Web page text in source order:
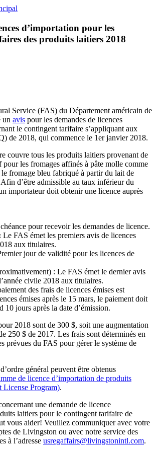
d’importation pour les
des produits laitiers 2018
Service (FAS) du Département américain de
un avis pour les demandes de licences
le contingent tarifaire s’appliquant aux
de 2018, qui commence le 1er janvier 2018.
couvre tous les produits laitiers provenant de
pour les fromages affinés à pâte molle comme
fromage bleu fabriqué à partir du lait de
d’être admissible au taux inférieur du
importateur doit obtenir une licence auprès
pour recevoir les demandes de licence.
Le FAS émet les premiers avis de licences
aux titulaires.
jour de validité pour les licences de
: Le FAS émet le dernier avis
civile 2018 aux titulaires.
des frais de licences émises est
émises après le 15 mars, le paiement doit
10 jours après la date d’émission.
2018 sont de 300 $, soit une augmentation
250 $ de 2017. Les frais sont déterminés en
prévues du FAS pour gérer le système de
général peuvent être obtenus
de licence d’importation de produits
Program).
une demande de licence
laitiers pour le contingent tarifaire de
vous aider! Veuillez communiquer avec votre
de Livingston ou avec notre service des
à l’adresse usregaffairs@livingstonintl.com.